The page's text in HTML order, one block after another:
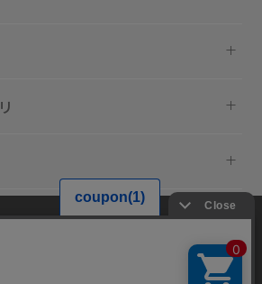
上およびコンテンツの最適な提供、トラフィ
を使用しています。サイトの閲覧を継続